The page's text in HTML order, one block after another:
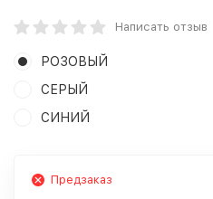
Написать отзыв
РОЗОВЫЙ
СЕРЫЙ
СИНИЙ
Предзаказ